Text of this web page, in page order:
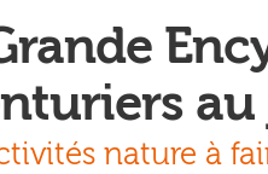
nature à